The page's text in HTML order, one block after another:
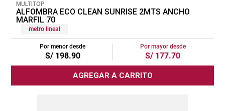
MULTITOP
ALFOMBRA ECO CLEAN SUNRISE 2MTS ANCHO
MARFIL 70
metro lineal
Por menor desde
S/ 198.90
Por mayor desde
S/ 177.70
AGREGAR A CARRITO